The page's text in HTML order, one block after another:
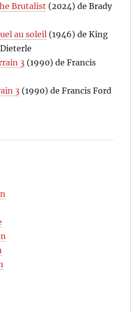
Brutalist (2024) de Brady
au soleil (1946) de King
3 (1990) de Francis
3 (1990) de Francis Ford